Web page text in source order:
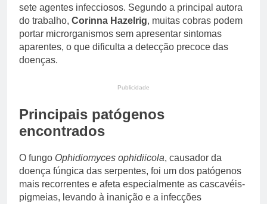
sete agentes infecciosos. Segundo a principal autora
do trabalho, Corinna Hazelrig, muitas cobras podem
portar microrganismos sem apresentar sintomas
aparentes, o que dificulta a detecção precoce das
doenças.
Publicidade
Principais patógenos
encontrados
O fungo Ophidiomyces ophidiicola, causador da
doença fúngica das serpentes, foi um dos patógenos
mais recorrentes e afeta especialmente as cascavéis-
pigmeias, levando à inanição e a infecções